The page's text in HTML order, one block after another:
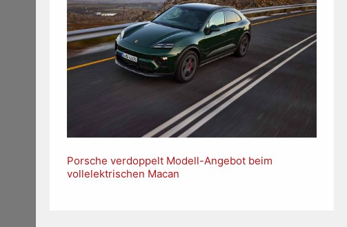
Porsche verdoppelt Modell-Angebot beim
vollelektrischen Macan